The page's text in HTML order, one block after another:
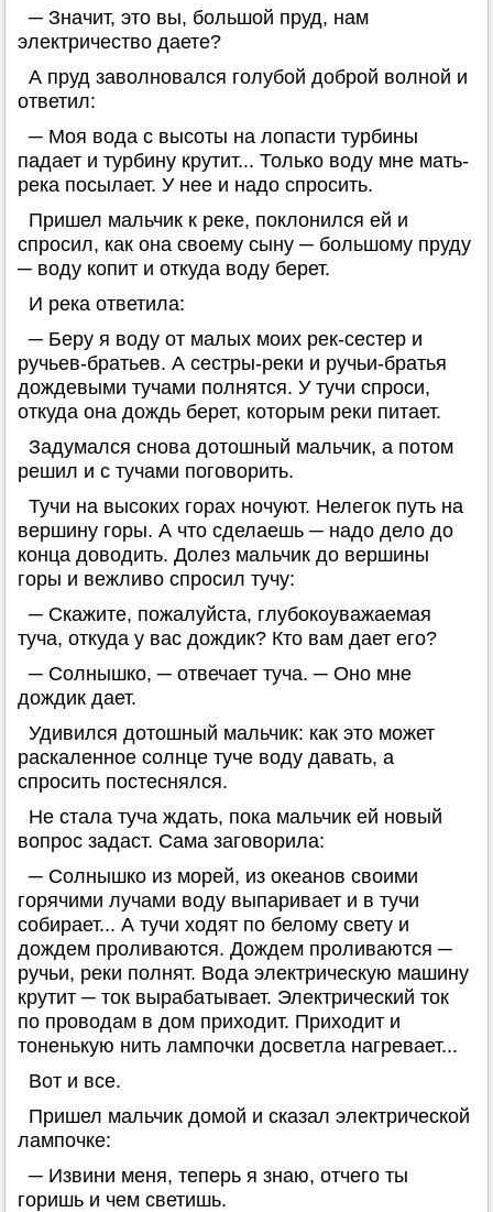
─ Значит, это вы, большой пруд, нам
электричество даете?
А пруд заволновался голубой доброй волной и
ответил:
─ Моя вода с высоты на лопасти турбины
падает и турбину крутит... Только воду мне мать-
река посылает. У нее и надо спросить.
Пришел мальчик к реке, поклонился ей и
спросил, как она своему сыну ─ большому пруду
─ воду копит и откуда воду берет.
И река ответила:
─ Беру я воду от малых моих рек-сестер и
ручьев-братьев. А сестры-реки и ручьи-братья
дождевыми тучами полнятся. У тучи спроси,
откуда она дождь берет, которым реки питает.
Задумался снова дотошный мальчик, а потом
решил и с тучами поговорить.
Тучи на высоких горах ночуют. Нелегок путь на
вершину горы. А что сделаешь ─ надо дело до
конца доводить. Долез мальчик до вершины
горы и вежливо спросил тучу:
─ Скажите, пожалуйста, глубокоуважаемая
туча, откуда у вас дождик? Кто вам дает его?
─ Солнышко, ─ отвечает туча. ─ Оно мне
дождик дает.
Удивился дотошный мальчик: как это может
раскаленное солнце туче воду давать, а
спросить постеснялся.
Не стала туча ждать, пока мальчик ей новый
вопрос задаст. Сама заговорила:
─ Солнышко из морей, из океанов своими
горячими лучами воду выпаривает и в тучи
собирает... А тучи ходят по белому свету и
дождем проливаются. Дождем проливаются ─
ручьи, реки полнят. Вода электрическую машину
крутит ─ ток вырабатывает. Электрический ток
по проводам в дом приходит. Приходит и
тоненькую нить лампочки досветла нагревает...
Вот и все.
Пришел мальчик домой и сказал электрической
лампочке:
─ Извини меня, теперь я знаю, отчего ты
горишь и чем светишь.